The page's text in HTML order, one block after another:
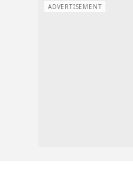
ADVERTISEMENT